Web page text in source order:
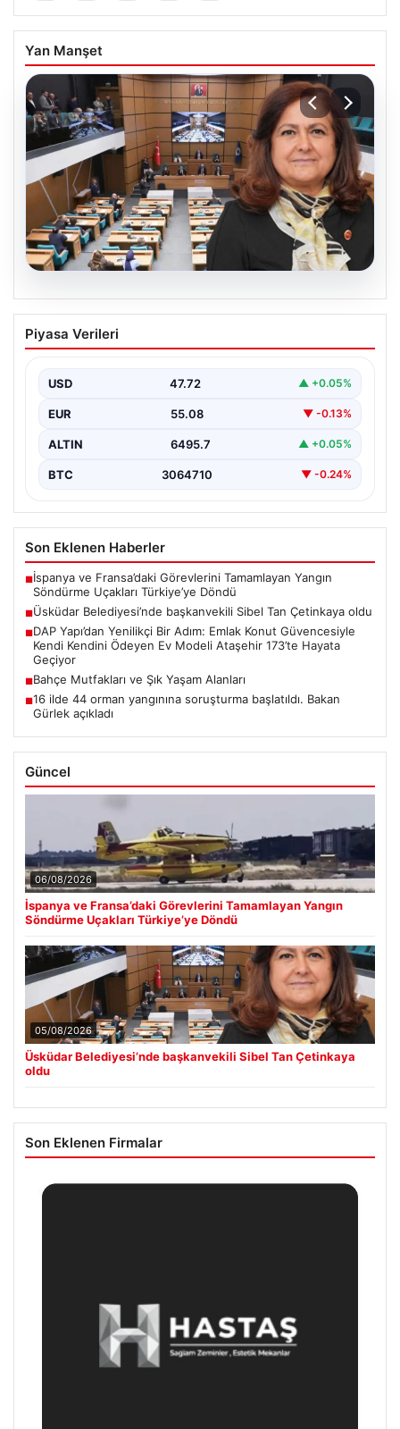
Yan Manşet
Üsküdar Belediyesi’nde başkanvekili
Sibel Tan Çetinkaya oldu
Piyasa Verileri
USD 47.72 ▲ +0.05%
EUR 55.08 ▼ -0.13%
ALTIN 6495.7 ▲ +0.05%
BTC 3064710 ▼ -0.24%
Son Eklenen Haberler
■İspanya ve Fransa’daki Görevlerini Tamamlayan Yangın
Söndürme Uçakları Türkiye’ye Döndü
■Üsküdar Belediyesi’nde başkanvekili Sibel Tan Çetinkaya oldu
■DAP Yapı’dan Yenilikçi Bir Adım: Emlak Konut Güvencesiyle
Kendi Kendini Ödeyen Ev Modeli Ataşehir 173’te Hayata
Geçiyor
■Bahçe Mutfakları ve Şık Yaşam Alanları
■16 ilde 44 orman yangınına soruşturma başlatıldı. Bakan
Gürlek açıkladı
Güncel
06/08/2026
İspanya ve Fransa’daki Görevlerini Tamamlayan Yangın
Söndürme Uçakları Türkiye’ye Döndü
05/08/2026
Üsküdar Belediyesi’nde başkanvekili Sibel Tan Çetinkaya
oldu
Son Eklenen Firmalar